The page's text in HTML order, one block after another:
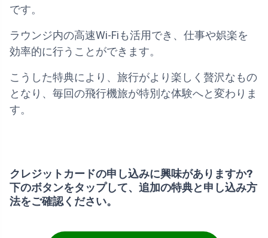
です。
ラウンジ内の高速Wi-Fiも活用でき、仕事や娯楽を
効率的に行うことができます。
こうした特典により、旅行がより楽しく贅沢なもの
となり、毎回の飛行機旅が特別な体験へと変わりま
す。
クレジットカードの申し込みに興味がありますか?
下のボタンをタップして、追加の特典と申し込み方
法をご確認ください。